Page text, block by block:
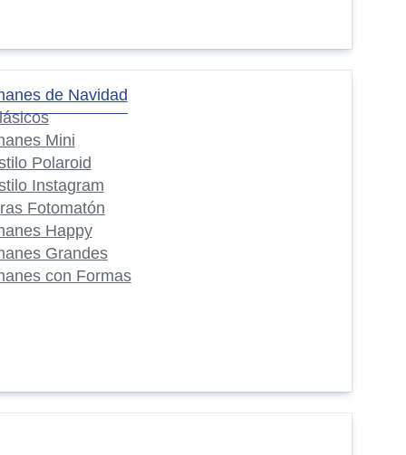
de Navidad
Mini
Polaroid
Instagram
Fotomatón
Happy
Grandes
con Formas